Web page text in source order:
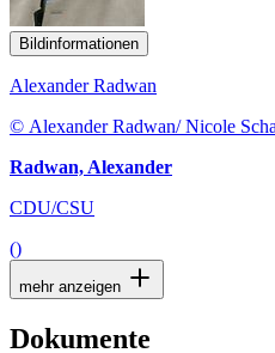
Radwan, Alexander
CDU/CSU
()
mehr anzeigen
Dokumente
steuerliche und weitere
Vereinigten Königreichs
der Europäischen Union
PDF| 461 KB — Status: